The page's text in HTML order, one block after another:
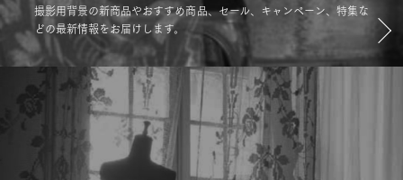
撮影用背景の新商品やおすすめ商品、セール、キャンペーン、特集な
どの最新情報をお届けします。